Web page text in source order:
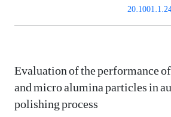
Evaluation of the performance
and micro alumina particles in
polishing process